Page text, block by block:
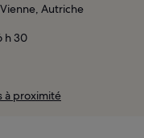
Autriche
h 30
à proximité